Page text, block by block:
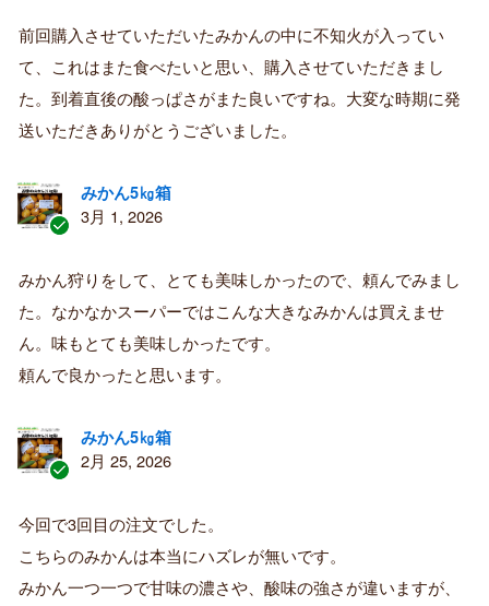
証
済
み
購
者
前回購入させていただいたみかんの中に不知火が入ってい
て、これはまた食べたいと思い、購入させていただきまし
た。到着直後の酸っぱさがまた良いですね。大変な時期に発
送いただきありがとうございました。
証
済
み
購
者
みかん5㎏箱
3月 1, 2026
みかん狩りをして、とても美味しかったので、頼んでみまし
た。なかなかスーパーではこんな大きなみかんは買えませ
ん。味もとても美味しかったです。
頼んで良かったと思います。
証
済
み
購
みかん5㎏箱
2月 25, 2026
今回で3回目の注文でした。
こちらのみかんは本当にハズレが無いです。
みかん一つ一つで甘味の濃さや、酸味の強さが違いますが、